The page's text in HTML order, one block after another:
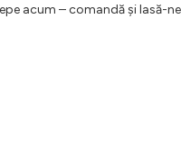
acum – comandă și lasă-